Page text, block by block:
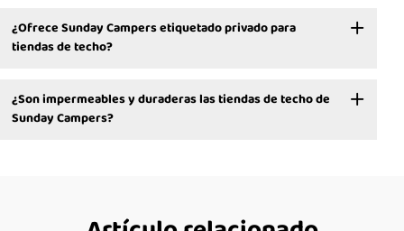
¿Ofrece Sunday Campers etiquetado privado para
tiendas de techo?
¿Son impermeables y duraderas las tiendas de techo de
Sunday Campers?